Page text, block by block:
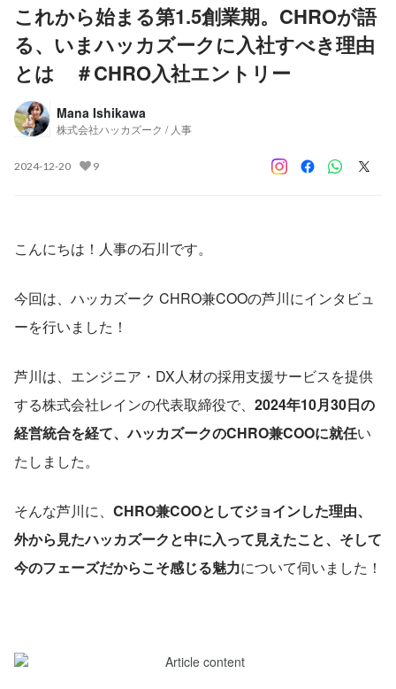
これから始まる第1.5創業期。CHROが語
る、いまハッカズークに入社すべき理由
とは ＃CHRO入社エントリー
Mana Ishikawa
株式会社ハッカズーク / 人事
2024-12-20 9
こんにちは！人事の石川です。
今回は、ハッカズーク CHRO兼COOの芦川にインタビュ
ーを行いました！
芦川は、エンジニア・DX人材の採用支援サービスを提供
する株式会社レインの代表取締役で、 2024年10月30日の
経営統合を経て、ハッカズークのCHRO兼COOに就任い
たしました。
そんな芦川に、 CHRO兼COOとしてジョインした理由、
外から見たハッカズークと中に入って見えたこと、そして
今のフェーズだからこそ感じる魅力について伺いました！